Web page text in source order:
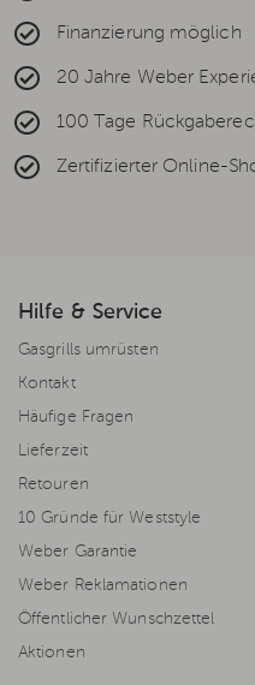
Finanzierung möglich
20 Jahre Weber
100 Tage
Zertifizierter Online-
Hilfe & Service
Gasgrills umrüsten
Kontakt
Häufige Fragen
Lieferzeit
Retouren
10 Gründe für Weststyle
Weber Garantie
Weber Reklamationen
Öffentlicher Wunschzettel
Aktionen